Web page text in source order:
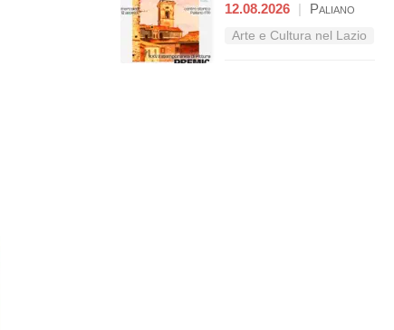
12.08.2026 | Paliano
Arte e Cultura nel Lazio